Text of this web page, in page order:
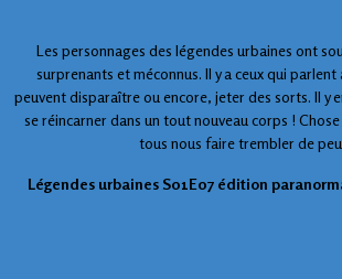
Les personnages des légendes urbaines ont
surprenants et méconnus. Il y a ceux qui parlent
peuvent disparaître ou encore, jeter des sorts. Il y
se réincarner dans un tout nouveau corps !
tous nous faire trembler de
Légendes urbaines S01E07 édition